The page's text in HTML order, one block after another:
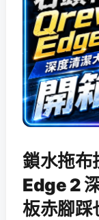
鎖水拖布
Edge 2
板赤腳踩